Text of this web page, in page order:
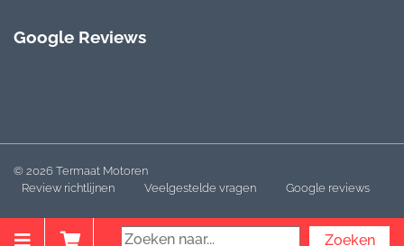
Google Reviews
© 2026 Termaat Motoren
Review richtlijnen
Veelgestelde vragen Google reviews